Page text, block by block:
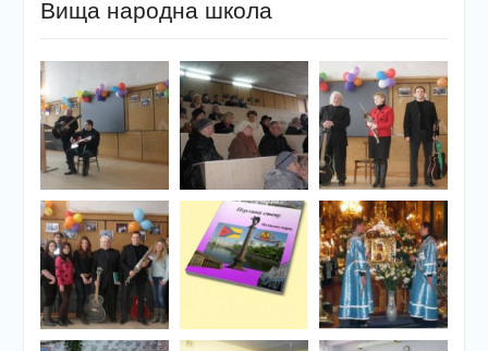
Вища народна школа